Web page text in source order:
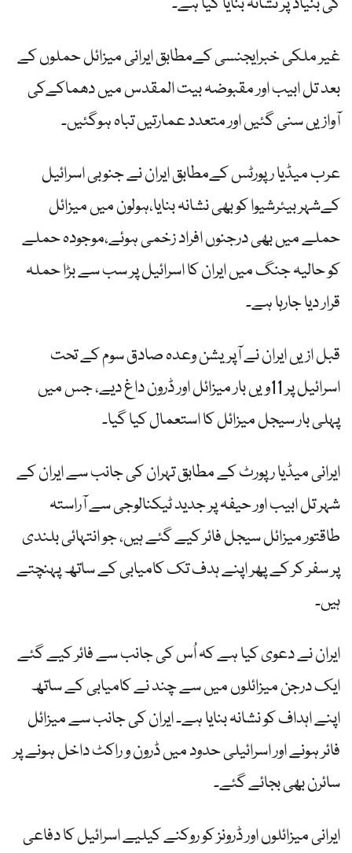
غیر ملکی خبرایجنسی کےمطابق ایرانی میزائل حملوں کے
بعد تل ابیب اور مقبوضہ بیت المقدس میں دھماکےکی
آوازیں سنی گئیں اور متعدد عمارتیں تباہ ہوگئیں۔
عرب میڈیا رپورٹس کےمطابق ایران نے جنوبی اسرائیل
کےشہر بیئرشیوا کو بھی نشانہ بنایا،ہولون میں میزائل
حملے میں بھی درجنوں افراد زخمی ہوئے،موجودہ حملے
کو حالیہ جنگ میں ایران کا اسرائیل پر سب سے بڑا حملہ
قرار دیا جارہا ہے۔
قبل ازیں ایران نے آپریشن وعدہ صادق سوم کے تحت
اسرائیل پر 11ویں بار میزائل اور ڈرون داغ دیے، جس میں
پہلی بار سیجل میزائل کا استعمال کیا گیا۔
ایرانی میڈیا رپورٹ کے مطابق تہران کی جانب سے ایران کے
شہر تل ابیب اور حیفہ پر جدید ٹیکنالوجی سے آراستہ
طاقتور میزائل سیجل فائر کیے گئے ہیں، جو انتہائی بلندی
پر سفر کر کے پھر اپنے ہدف تک کامیابی کے ساتھ پہنچتے
ہیں۔
ایران نے دعوی کیا ہے کہ اُس کی جانب سے فائر کیے گئے
ایک درجن میزائلوں میں سے چند نے کامیابی کے ساتھ
اپنے اہداف کو نشانہ بنایا ہے۔ ایران کی جانب سے میزائل
فائر ہونے اور اسرائیلی حدود میں ڈرون و راکٹ داخل ہونے پر
سائرن بھی بجائے گئے۔
ایرانی میزائلوں اور ڈرونز کو روکنے کیلیے اسرائیل کا دفاعی